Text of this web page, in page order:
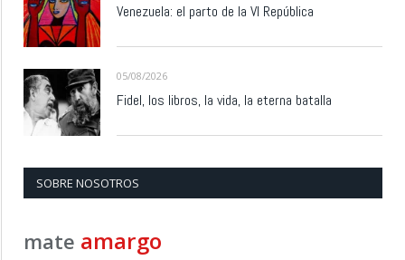
Venezuela: el parto de la VI República
05/08/2026
Fidel, los libros, la vida, la eterna batalla
SOBRE NOSOTROS
mate amargo